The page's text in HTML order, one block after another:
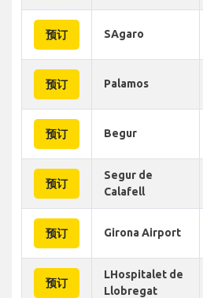
预订 SAgaro
预订 Palamos
预订 Begur
预订
Segur de
Calafell
预订 Girona Airport
预订
LHospitalet de
Llobregat